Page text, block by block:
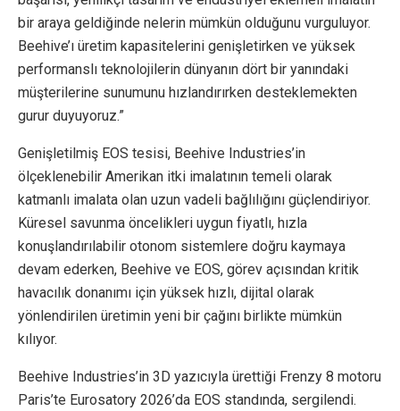
bir araya geldiğinde nelerin mümkün olduğunu vurguluyor.
Beehive’ı üretim kapasitelerini genişletirken ve yüksek
performanslı teknolojilerin dünyanın dört bir yanındaki
müşterilerine sunumunu hızlandırırken desteklemekten
gurur duyuyoruz.”
Genişletilmiş EOS tesisi, Beehive Industries’in
ölçeklenebilir Amerikan itki imalatının temeli olarak
katmanlı imalata olan uzun vadeli bağlılığını güçlendiriyor.
Küresel savunma öncelikleri uygun fiyatlı, hızla
konuşlandırılabilir otonom sistemlere doğru kaymaya
devam ederken, Beehive ve EOS, görev açısından kritik
havacılık donanımı için yüksek hızlı, dijital olarak
yönlendirilen üretimin yeni bir çağını birlikte mümkün
kılıyor.
Beehive Industries’in 3D yazıcıyla ürettiği Frenzy 8 motoru
Paris’te Eurosatory 2026’da EOS standında, sergilendi.